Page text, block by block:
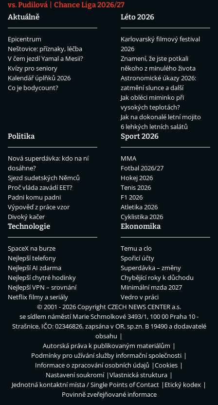
vs. Pudilová
Chance Liga 2026/27
Aktuálně
Epicentrum
Neštovice: příznaky, léčba
V čem jezdí Yamal a Mesii?
Kvízy pro seniory
Kalendář úplňků 2026
Co je bodycount?
Léto 2026
Karlovarský filmový festival
2026
Znamení, že jste potkali
někoho z minulého života
Astronomické úkazy 2026:
zatmění slunce a další
Jak obléci miminko při
vysokých teplotách?
Jak na dokonalé letní mojito
6 lehkých letních salátů
Politika
Nová superdávka: kdo na ní
dosáhne?
Sjezd sudetských Němců
Proč vláda zavádí EET?
Padni komu padni
Výpověď z práce vzor
Divoký kačer
Sport 2026
MMA
Fotbal 2026/27
Hokej 2026
Tenis 2026
F1 2026
Atletika 2026
Cyklistika 2026
Technologie
SpaceX na burze
Nejlepší telefony
Nejlepší AI zdarma
Nejlepší chytré hodinky
Nejlepší VPN – srovnání
Netflix filmy a seriály
Ekonomika
Temu a clo
Spořicí účty
Superdávka – změny
Chybějící roky k důchodu
Minimální mzda 2027
Vedro v práci
© 2001 - 2026 CopyrightCZECH NEWS CENTER a.s.
se sídlem náměstí Marie Schmolkové 3493/1, 100 00 Praha 10 -
Strašnice, IČO: 02346826, zapsána v OR, sp.zn. B 19490 a dodavatelé
obsahu
Autorská práva k publikovaným materiálům
Podmínky pro užívání služby informační společnosti
Informace o zpracování osobních údajů
Cookies
Nastavení soukromí
Vlastnická struktura
Jednotná kontaktní místa / Single Points of Contact
Etický kodex
Povinně zveřejňované informace